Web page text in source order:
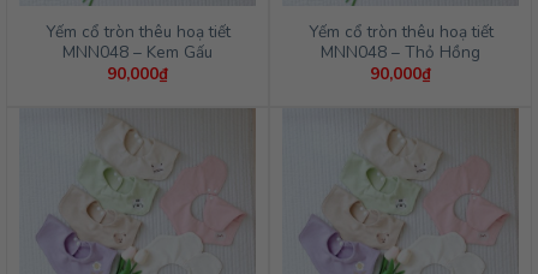
Yếm cổ tròn thêu hoạ tiết
MNN048 – Kem Gấu
90,000₫
Yếm cổ tròn thêu hoạ tiết
MNN048 – Thỏ Hồng
90,000₫